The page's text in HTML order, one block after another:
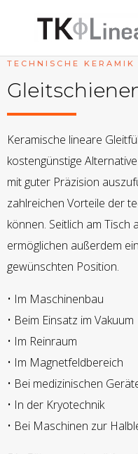
TECHNISCHE KERAMIK
Keramische lineare
kostengünstige
mit guter Präzision
zahlreichen Vorteile der
können. Seitlich am Tisch
ermöglichen außerdem
gewünschten Position.
• Im Maschinenbau
• Beim Einsatz im Vakuum
• Im Reinraum
• Im Magnetfeldbereich
• Bei medizinischen
• In der Kryotechnik
• Bei Maschinen zur